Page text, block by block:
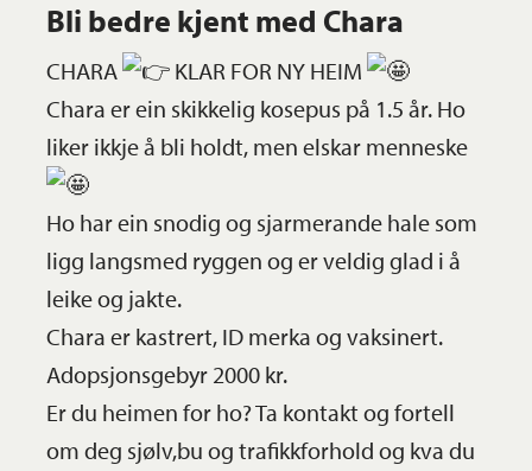
Bli bedre kjent med Chara
CHARA
KLAR FOR NY HEIM
Chara er ein skikkelig kosepus på 1.5 år. Ho
liker ikkje å bli holdt, men elskar menneske
Ho har ein snodig og sjarmerande hale som
ligg langsmed ryggen og er veldig glad i å
leike og jakte.
Chara er kastrert, ID merka og vaksinert.
Adopsjonsgebyr 2000 kr.
Er du heimen for ho? Ta kontakt og fortell
om deg sjølv,bu og trafikkforhold og kva du